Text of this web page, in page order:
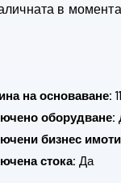
в
на основаване:
оборудване:
бизнес
стока: Да